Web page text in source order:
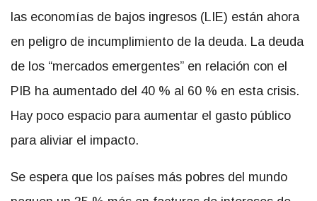
las economías de bajos ingresos (LIE) están ahora
en peligro de incumplimiento de la deuda. La deuda
de los “mercados emergentes” en relación con el
PIB ha aumentado del 40 % al 60 % en esta crisis.
Hay poco espacio para aumentar el gasto público
para aliviar el impacto.
Se espera que los países más pobres del mundo